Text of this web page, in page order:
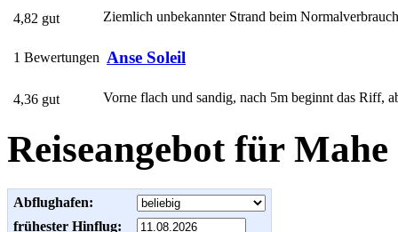
Ziemlich unbekannter Strand beim
4,82 gut
1 Bewertungen Anse Soleil
Vorne flach und sandig, nach 5m beginnt das Riff,
4,36 gut
Reiseangebot für Mahe
Abflughafen:
frühester Hinflug: